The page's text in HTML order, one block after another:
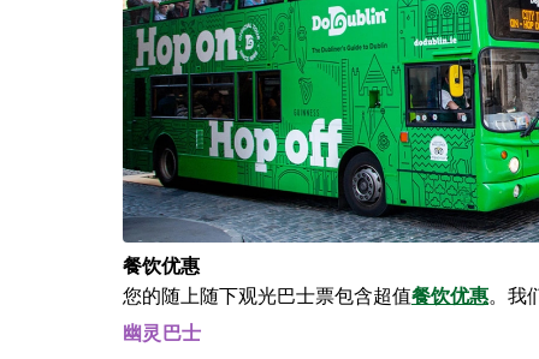
餐饮优惠
您的随上随下观光巴士票包含超值餐饮优惠。我
幽灵巴士